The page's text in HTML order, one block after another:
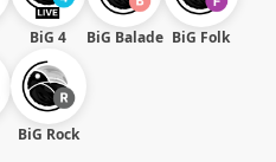
BiG 4 BiG Balade BiG Folk
BiG Rock